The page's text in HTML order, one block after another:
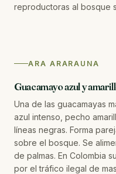
reproductoras al bosque
ARA ARARAUNA
Guacamayo azul y
Una de las guacamayas
azul intenso, pecho
líneas negras. Forma
sobre el bosque. Se
de palmas. En Colombia
por el tráfico ilegal de